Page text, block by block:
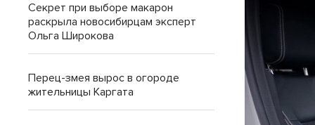
Секрет при выборе макарон
раскрыла новосибирцам эксперт
Ольга Широкова
Перец-змея вырос в огороде
жительницы Каргата